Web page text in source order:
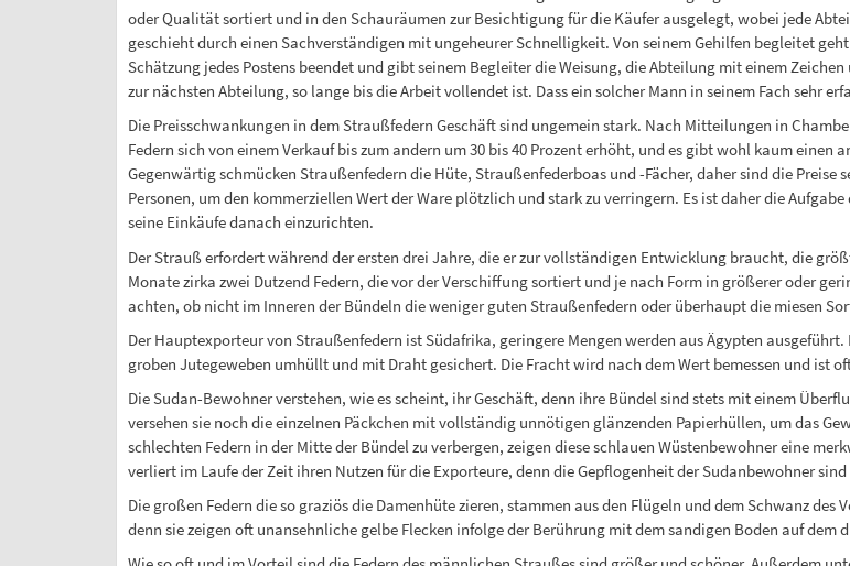
oder Qualität sortiert und in den Schauräumen zur Besichtigung für die Käufer ausgelegt, wobei jede
geschieht durch einen Sachverständigen mit ungeheurer Schnelligkeit. Von seinem Gehilfen begleitet
Schätzung jedes Postens beendet und gibt seinem Begleiter die Weisung, die Abteilung mit einem
zur nächsten Abteilung, so lange bis die Arbeit vollendet ist. Dass ein solcher Mann in seinem Fach sehr
Die Preisschwankungen in dem Straußfedern Geschäft sind ungemein stark. Nach Mitteilungen in
Federn sich von einem Verkauf bis zum andern um 30 bis 40 Prozent erhöht, und es gibt wohl kaum
Gegenwärtig schmücken Straußenfedern die Hüte, Straußenfederboas und -Fächer, daher sind die Preise
Personen, um den kommerziellen Wert der Ware plötzlich und stark zu verringern. Es ist daher die
seine Einkäufe danach einzurichten.
Der Strauß erfordert während der ersten drei Jahre, die er zur vollständigen Entwicklung braucht, die
Monate zirka zwei Dutzend Federn, die vor der Verschiffung sortiert und je nach Form in größerer oder
achten, ob nicht im Inneren der Bündeln die weniger guten Straußenfedern oder überhaupt die miesen
Der Hauptexporteur von Straußenfedern ist Südafrika, geringere Mengen werden aus Ägypten
groben Jutegeweben umhüllt und mit Draht gesichert. Die Fracht wird nach dem Wert bemessen und ist
Die Sudan-Bewohner verstehen, wie es scheint, ihr Geschäft, denn ihre Bündel sind stets mit einem
versehen sie noch die einzelnen Päckchen mit vollständig unnötigen glänzenden Papierhüllen, um das
schlechten Federn in der Mitte der Bündel zu verbergen, zeigen diese schlauen Wüstenbewohner eine
verliert im Laufe der Zeit ihren Nutzen für die Exporteure, denn die Gepflogenheit der Sudanbewohner
Die großen Federn die so graziös die Damenhüte zieren, stammen aus den Flügeln und dem Schwanz
denn sie zeigen oft unansehnliche gelbe Flecken infolge der Berührung mit dem sandigen Boden auf dem